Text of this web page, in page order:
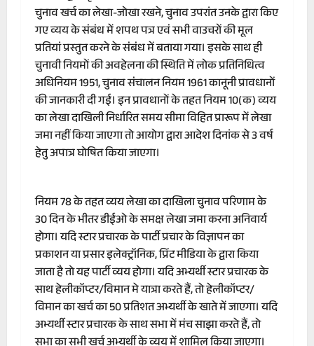
चुनाव खर्च का लेखा-जोखा रखने, चुनाव उपरांत उनके द्वारा किए
गए व्यय के संबंध में शपथ पत्र एवं सभी वाउचरों की मूल
प्रतियां प्रस्तुत करने के संबंध में बताया गया। इसके साथ ही
चुनावी नियमों की अवहेलना की स्थिति में लोक प्रतिनिधित्व
अधिनियम 1951, चुनाव संचालन नियम 1961 कानूनी प्रावधानों
की जानकारी दी गई। इन प्रावधानों के तहत नियम 10(क) व्यय
का लेखा दाखिली निर्धारित समय सीमा विहित प्रारूप में लेखा
जमा नहीं किया जाएगा तो आयोग द्वारा आदेश दिनांक से 3 वर्ष
हेतु अपात्र घोषित किया जाएगा।
नियम 78 के तहत व्यय लेखा का दाखिला चुनाव परिणाम के
30 दिन के भीतर डीईओ के समक्ष लेखा जमा करना अनिवार्य
होगा। यदि स्टार प्रचारक के पार्टी प्रचार के विज्ञापन का
प्रकाशन या प्रसार इलेक्ट्रॉनिक, प्रिंट मीडिया के द्वारा किया
जाता है तो यह पार्टी व्यय होगा। यदि अभ्यर्थी स्टार प्रचारक के
साथ हेलीकॉप्टर/विमान मे यात्रा करते हैं, तो हेलीकॉप्टर/
विमान का खर्च का 50 प्रतिशत अभ्यर्थी के खाते में जाएगा। यदि
अभ्यर्थी स्टार प्रचारक के साथ सभा में मंच साझा करते हैं, तो